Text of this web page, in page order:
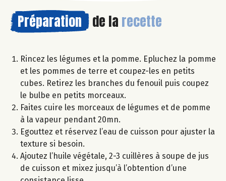
Préparation de la recette
Rincez les légumes et la pomme. Epluchez la pomme
et les pommes de terre et coupez-les en petits
cubes. Retirez les branches du fenouil puis coupez
le bulbe en petits morceaux.
Faites cuire les morceaux de légumes et de pomme
à la vapeur pendant 20mn.
Egouttez et réservez l’eau de cuisson pour ajuster la
texture si besoin.
Ajoutez l’huile végétale, 2-3 cuillères à soupe de jus
de cuisson et mixez jusqu’à l’obtention d’une